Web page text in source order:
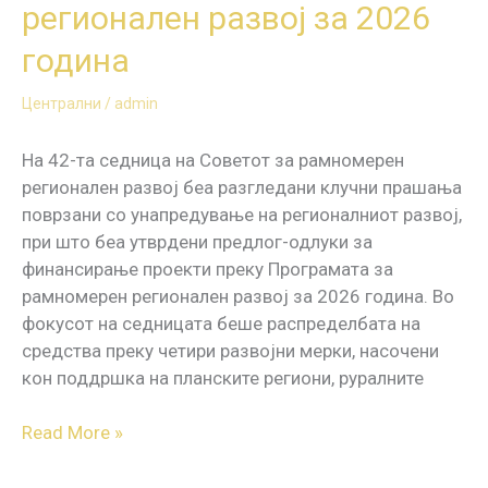
регионален развој за 2026
година
Централни / admin
На 42-та седница на Советот за рамномерен
регионален развој беа разгледани клучни прашања
поврзани со унапредување на регионалниот развој,
при што беа утврдени предлог-одлуки за
финансирање проекти преку Програмата за
рамномерен регионален развој за 2026 година. Во
фокусот на седницата беше распределбата на
средства преку четири развојни мерки, насочени
кон поддршка на планските региони, руралните
Read More »